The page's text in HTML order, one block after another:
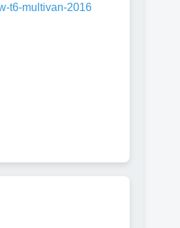
t6-multivan-2016